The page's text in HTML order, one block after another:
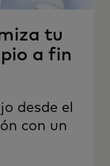
tu
a fin
desde el
con un